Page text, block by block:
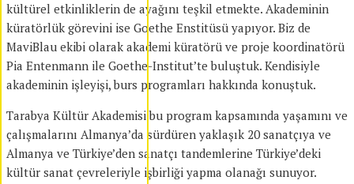
kültürel etkinliklerin de ayağını teşkil etmekte. Akademinin
küratörlük görevini ise Goethe Enstitüsü yapıyor. Biz de
MaviBlau ekibi olarak akademi küratörü ve proje koordinatörü
Pia Entenmann ile Goethe-Institut’te buluştuk. Kendisiyle
akademinin işleyişi, burs programları hakkında konuştuk.
Tarabya Kültür Akademisi bu program kapsamında yaşamını ve
çalışmalarını Almanya’da sürdüren yaklaşık 20 sanatçıya ve
Almanya ve Türkiye’den sanatçı tandemlerine Türkiye’deki
kültür sanat çevreleriyle işbirliği yapma olanağı sunuyor.